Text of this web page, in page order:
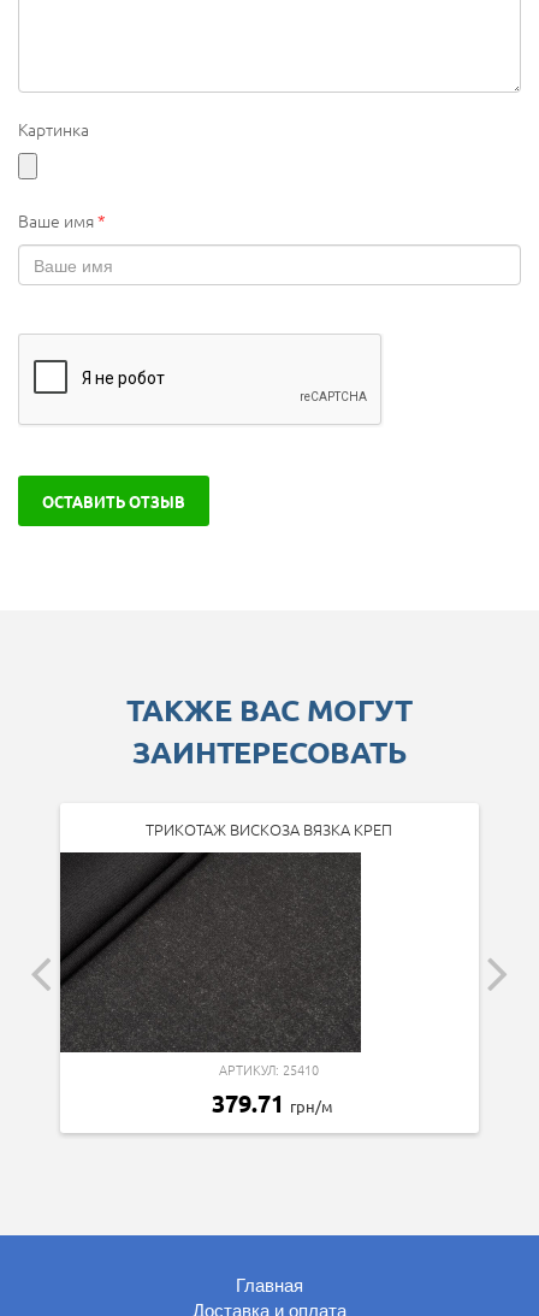
Картинка
Ваше имя*
ОСТАВИТЬ ОТЗЫВ
ТАКЖЕ ВАС МОГУТ
ЗАИНТЕРЕСОВАТЬ
ТРИКОТАЖ ВИСКОЗА ВЯЗКА КРЕП
АРТИКУЛ: 25410
379.71 грн/м
Главная
Доставка и оплата